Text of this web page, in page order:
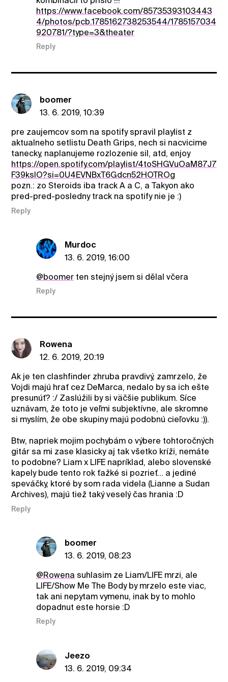
https://www.facebook.com/85735393103443
4/photos/pcb.1785162738253544/1785157034
920781/?type=3&theater
Reply
boomer
13. 6. 2019, 10:39
pre zaujemcov som na spotify spravil playlist z
aktualneho setlistu Death Grips, nech si nacvicime
tanecky, naplanujeme rozlozenie sil, atd, enjoy
https://open.spotify.com/playlist/4toSHGVuOaM87J7
F39kslO?si=0U4EVNBxT6Gdcn52HOTROg
pozn.: zo Steroids iba track A a C, a Takyon ako
pred-pred-posledny track na spotify nie je :)
Reply
Murdoc
13. 6. 2019, 16:00
@boomerten stejný jsem si dělal včera
Reply
Rowena
12. 6. 2019, 20:19
Ak je ten clashfinder zhruba pravdivý, zamrzelo, že
Vojdi majú hrať cez DeMarca, nedalo by sa ich ešte
presunúť? :/ Zaslúžili by si väčšie publikum. Síce
uznávam, že toto je veľmi subjektívne, ale skromne
si myslím, že obe skupiny majú podobnú cieľovku :)).
Btw, napriek mojim pochybám o výbere tohtoročných
gitár sa mi zase klasicky aj tak všetko kríži, nemáte
to podobne? Liam x LIFE napríklad, alebo slovenské
kapely bude tento rok ťažké si pozrieť... a jediné
speváčky, ktoré by som rada videla (Lianne a Sudan
Archives), majú tiež taký veselý čas hrania :D
Reply
boomer
13. 6. 2019, 08:23
@Rowena suhlasim ze Liam/LIFE mrzi, ale
LIFE/Show Me The Body by mrzelo este viac,
tak ani nepytam vymenu, inak by to mohlo
dopadnut este horsie :D
Reply
Jeezo
13. 6. 2019, 09:34